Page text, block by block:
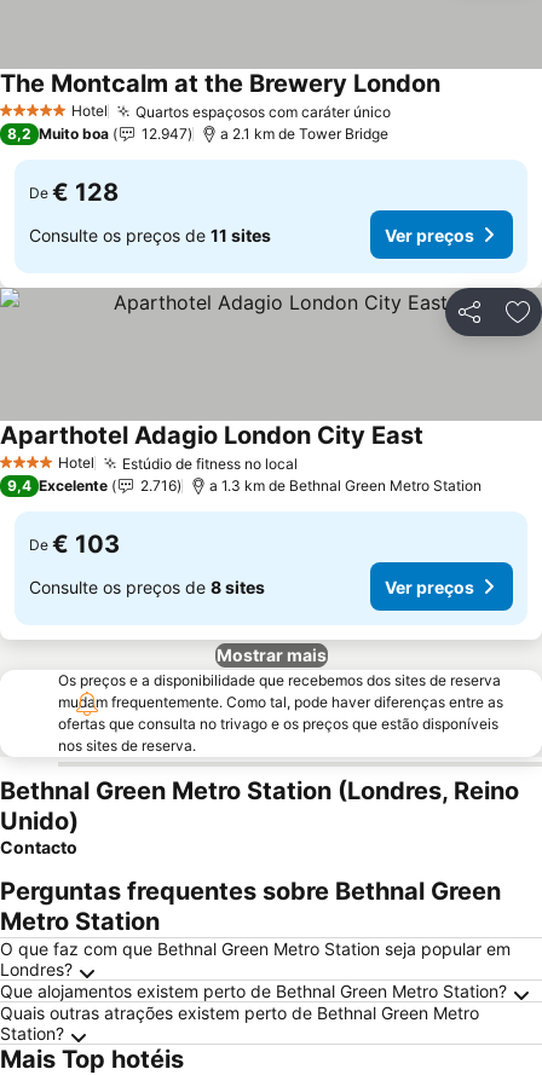
5 Estrelas Hotel Quartos espaçosos com caráter únicoVer preços
The Montcalm at the Brewery LondonVer preços
8,2 Muito boa 12.947 a 2.1 km de Tower Bridge
De € 128
Consulte os preços de 11 sites Ver preços
Partilhar
4 EstrelasHotel Estúdio de fitness no local
Aparthotel Adagio London City East
9,4 Excelente 2.716 a 1.3 km de Bethnal Green Metro Station
De € 103
Consulte os preços de 8 sites Ver preços
Mostrar mais
Os preços e a disponibilidade que recebemos dos sites de reserva
mudam frequentemente. Como tal, pode haver diferenças entre as
ofertas que consulta no trivago e os preços que estão disponíveis
nos sites de reserva.
Bethnal Green Metro Station (Londres, Reino
Unido)
Contacto
Perguntas frequentes sobre Bethnal Green
Metro Station
O que faz com que Bethnal Green Metro Station seja popular em
Londres?
Que alojamentos existem perto de Bethnal Green Metro Station?
Quais outras atrações existem perto de Bethnal Green Metro
Station?
Mais Top hotéis